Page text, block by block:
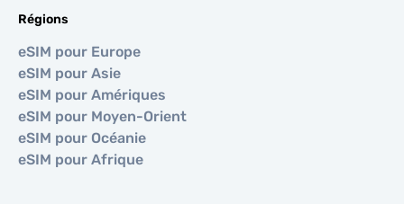
Régions
eSIM pour Europe
eSIM pour Asie
eSIM pour Amériques
eSIM pour Moyen-Orient
eSIM pour Océanie
eSIM pour Afrique